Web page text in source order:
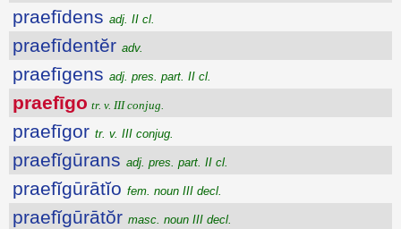
praefīdens adj. II cl.
praefīdentĕr adv.
praefīgens adj. pres. part. II cl.
praefīgo tr. v. III conjug.
praefīgor tr. v. III conjug.
praefĭgūrans adj. pres. part. II cl.
praefĭgūrātĭo fem. noun III decl.
praefĭgūrātŏr masc. noun III decl.